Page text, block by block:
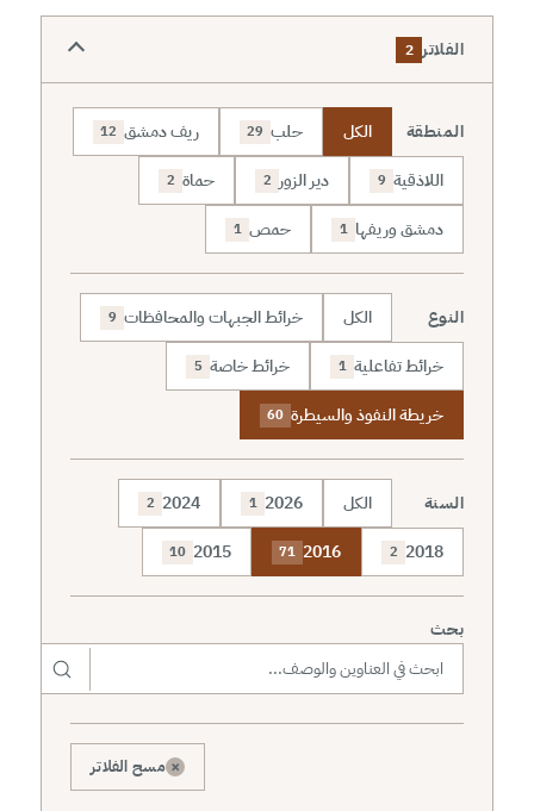
الفلاتر 2
المنطقة الكل حلب 29 ريف دمشق 12
اللاذقية 9 دير الزور 2 حماة 2
دمشق وريفها 1 حمص 1
النوع الكل خرائط الجبهات والمحافظات 9
خرائط تفاعلية 1 خرائط خاصة 5
خريطة النفوذ والسيطرة 60
السنة الكل 2026
1
2024
2
2018
2
2016
71
2015
10
بحث
× مسح الفلاتر